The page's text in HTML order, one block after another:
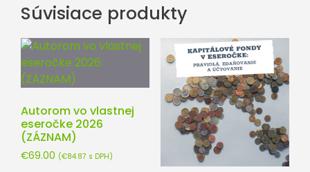
Súvisiace produkty
Autorom vo vlastnej
eseročke 2026
(ZÁZNAM)
€69.00 (€84.87 s DPH)